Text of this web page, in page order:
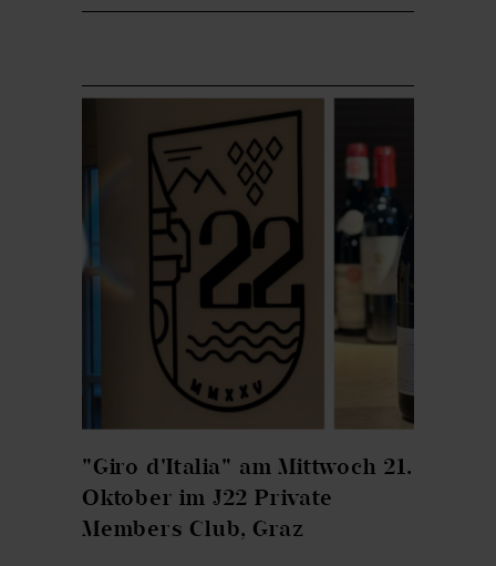
"Giro d'Italia" am Mittwoch 21.
Oktober im J22 Private
Members Club, Graz